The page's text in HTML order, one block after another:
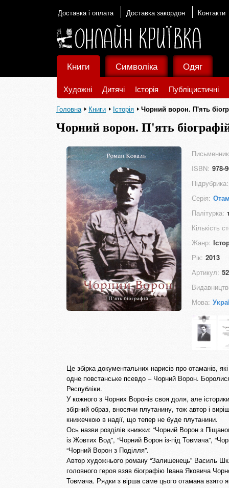
Доставка і оплата Доставка закордон Контакти
Книги
Художні Дитячі Історія Публіцистичні
Символіка Одяг
Головна Книги Історія Чорний ворон. П'ять
Чорний ворон. П'ять
ISBN: 978-
Підрубрика:
Серія:
Палітурка:
Кількість
Жанр:
Рік: 2013
Артикул:
Мова:
Це збірка документальних нарисів про отаманів,
одне повстанське псевдо – Чорний Ворон.
Республіки.
У кожного з Чорних Воронів своя доля, але
збірний образ, вносячи плутанину, тож автор і
книжечкою в надії, що тепер не буде плутанини.
Ось назви розділів книжки: “Чорний Ворон з
із Жовтих Вод”, “Чорний Ворон із-під Товмача”,
“Чорний Ворон з Поділля”.
Автор художнього роману “Залишенець” Василь
головного героя взяв біографію Івана Яковича
Товмача. Рядки з вірша саме цього отамана взято